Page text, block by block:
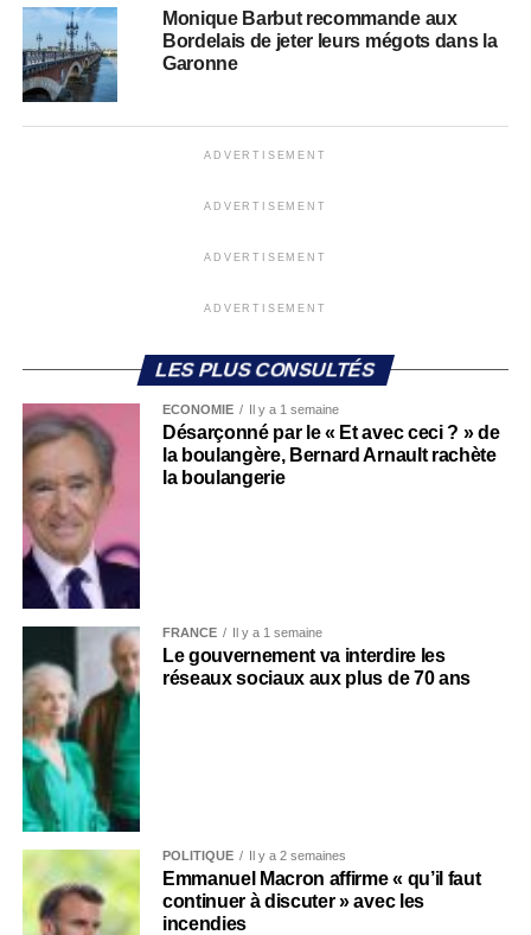
Monique Barbut recommande aux
Bordelais de jeter leurs mégots dans la
Garonne
ADVERTISEMENT
ADVERTISEMENT
ADVERTISEMENT
ADVERTISEMENT
LES PLUS CONSULTÉS
ECONOMIE Il y a 1 semaine
Désarçonné par le « Et avec ceci ? » de
la boulangère, Bernard Arnault rachète
la boulangerie
FRANCE Il y a 1 semaine
Le gouvernement va interdire les
réseaux sociaux aux plus de 70 ans
POLITIQUE Il y a 2 semaines
Emmanuel Macron affirme « qu’il faut
continuer à discuter » avec les
incendies